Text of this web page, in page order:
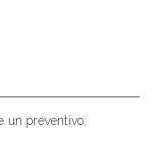
un preventivo: